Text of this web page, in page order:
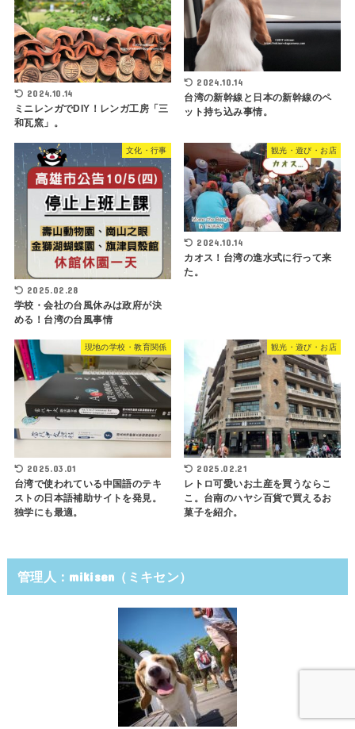
2024.10.14
ミニレンガでDIY！レンガ工房「三
和瓦窯」。
2024.10.14
台湾の新幹線と日本の新幹線のペ
ット持ち込み事情。
文化・行事
2025.02.28
学校・会社の台風休みは政府が決
める！台湾の台風事情
観光・遊び・お店
2024.10.14
カオス！台湾の進水式に行って来
た。
現地の学校・教育関係
2025.03.01
台湾で使われている中国語のテキ
ストの日本語補助サイトを発見。
独学にも最適。
観光・遊び・お店
2025.02.21
レトロ可愛いお土産を買うならこ
こ。台南のハヤシ百貨で買えるお
菓子を紹介。
管理人：mikisen（ミキセン）